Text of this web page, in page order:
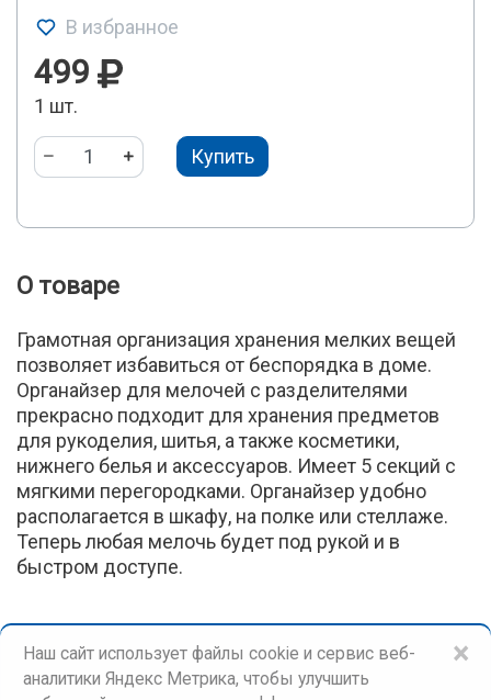
В избранное
499
1 шт.
Купить
О товаре
Грамотная организация хранения мелких вещей
позволяет избавиться от беспорядка в доме.
Органайзер для мелочей с разделителями
прекрасно подходит для хранения предметов
для рукоделия, шитья, а также косметики,
нижнего белья и аксессуаров. Имеет 5 секций с
мягкими перегородками. Органайзер удобно
располагается в шкафу, на полке или стеллаже.
Теперь любая мелочь будет под рукой и в
быстром доступе.
×
Наш сайт использует файлы cookie и сервис веб-
аналитики Яндекс Метрика, чтобы улучшить